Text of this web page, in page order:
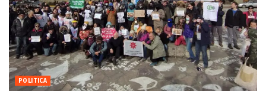
POLITICA